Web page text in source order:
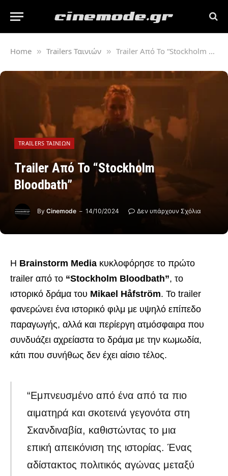
Home » Trailers Ταινιών » Trailer Από Το “Stockholm Bloodbath”
TRAILERS ΤΑΙΝΙΏΝ
Trailer Από Το “Stockholm
Bloodbath”
By Cinemode 14/10/2024 Δεν υπάρχουν Σχόλια
Η Brainstorm Media κυκλοφόρησε το πρώτο
trailer από το “Stockholm Bloodbath”, το
ιστορικό δράμα του Mikael Håfström. Το trailer
φανερώνει ένα ιστορικό φιλμ με υψηλό επίπεδο
παραγωγής, αλλά και περίεργη ατμόσφαιρα που
συνδυάζει αχρείαστα το δράμα με την κωμωδία,
κάτι που συνήθως δεν έχει αίσιο τέλος.
“Εμπνευσμένο από ένα από τα πιο
αιματηρά και σκοτεινά γεγονότα στη
Σκανδιναβία, καθιστώντας το μια
επική απεικόνιση της ιστορίας. Ένας
αδίστακτος πολιτικός αγώνας μεταξύ